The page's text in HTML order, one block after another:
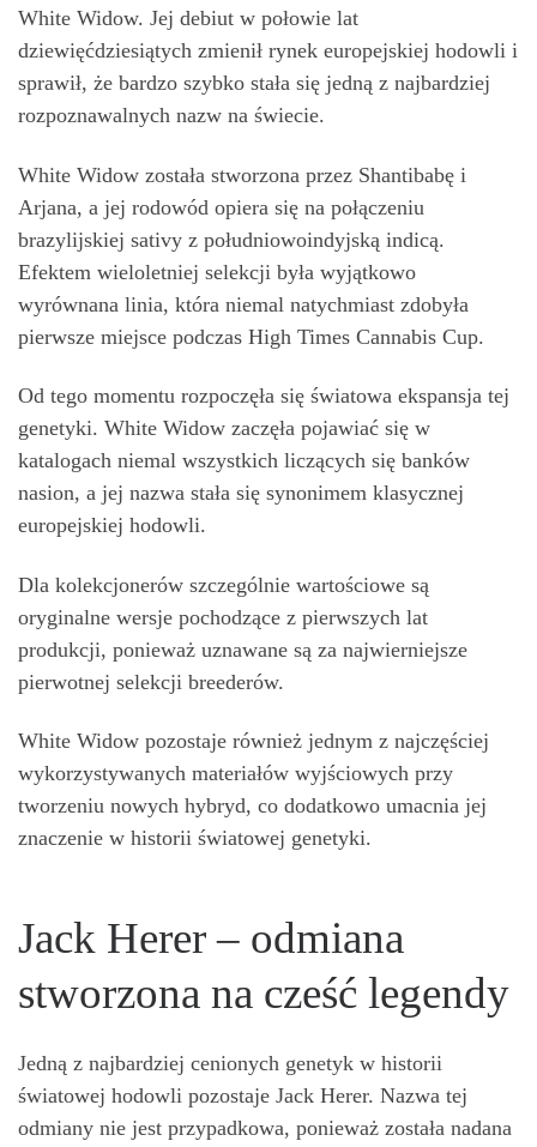
White Widow. Jej debiut w połowie lat
dziewięćdziesiątych zmienił rynek europejskiej hodowli i
sprawił, że bardzo szybko stała się jedną z najbardziej
rozpoznawalnych nazw na świecie.
White Widow została stworzona przez Shantibabę i
Arjana, a jej rodowód opiera się na połączeniu
brazylijskiej sativy z południowoindyjską indicą.
Efektem wieloletniej selekcji była wyjątkowo
wyrównana linia, która niemal natychmiast zdobyła
pierwsze miejsce podczas High Times Cannabis Cup.
Od tego momentu rozpoczęła się światowa ekspansja tej
genetyki. White Widow zaczęła pojawiać się w
katalogach niemal wszystkich liczących się banków
nasion, a jej nazwa stała się synonimem klasycznej
europejskiej hodowli.
Dla kolekcjonerów szczególnie wartościowe są
oryginalne wersje pochodzące z pierwszych lat
produkcji, ponieważ uznawane są za najwierniejsze
pierwotnej selekcji breederów.
White Widow pozostaje również jednym z najczęściej
wykorzystywanych materiałów wyjściowych przy
tworzeniu nowych hybryd, co dodatkowo umacnia jej
znaczenie w historii światowej genetyki.
Jack Herer – odmiana
stworzona na cześć legendy
Jedną z najbardziej cenionych genetyk w historii
światowej hodowli pozostaje Jack Herer. Nazwa tej
odmiany nie jest przypadkowa, ponieważ została nadana